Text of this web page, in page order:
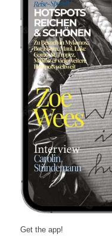
Get the app!